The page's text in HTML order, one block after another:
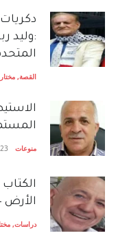
:وليد
القصة,
منوعات 23 فبراير، 2023
الأرض
دراسات,